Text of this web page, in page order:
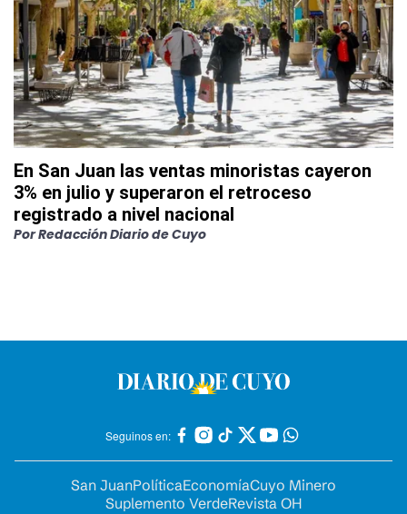
En San Juan las ventas minoristas cayeron
3% en julio y superaron el retroceso
registrado a nivel nacional
PorRedacción Diario de Cuyo
Seguinos en:
San JuanPolíticaEconomíaCuyo Minero
Suplemento VerdeRevista OH